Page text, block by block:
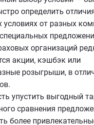
определить
условиях от разных
организаций
акции, кэшбэк или
розыгрыши, в
упустить выгодный
сравнения
более